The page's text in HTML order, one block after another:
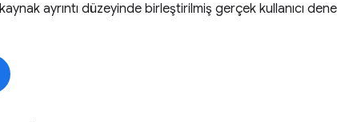
ayrıntı düzeyinde birleştirilmiş gerçek kullanıcı